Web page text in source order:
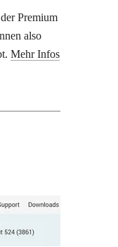
Premium
also
Mehr Infos